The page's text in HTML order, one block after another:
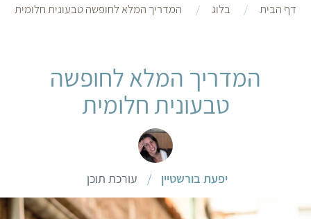
דף הבית בלוג המדריך המלא לחופשה טבעונית חלומית
המדריך המלא לחופשה
טבעונית חלומית
יפעת בורשטיין / עורכת תוכן